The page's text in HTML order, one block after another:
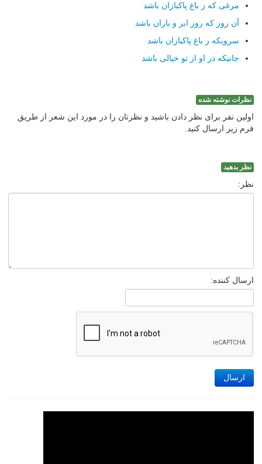
مرغی که ز باغ پاکبازان باشد
آن روز که روز ابر و باران باشد
سرویکه ز باغ پاکبازان باشد
جانیکه در او از تو خیالی باشد
نظرات نوشته شده
اولین نفر برای نظر دادن باشید و نظرتان را در مورد این شعر از طریق
فرم زیر ارسال کنید.
نظر بدهید
نظر:
ارسال کننده:
ارسال